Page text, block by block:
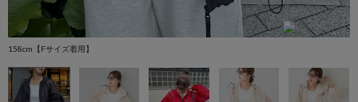
158cm【Fサイズ着用】